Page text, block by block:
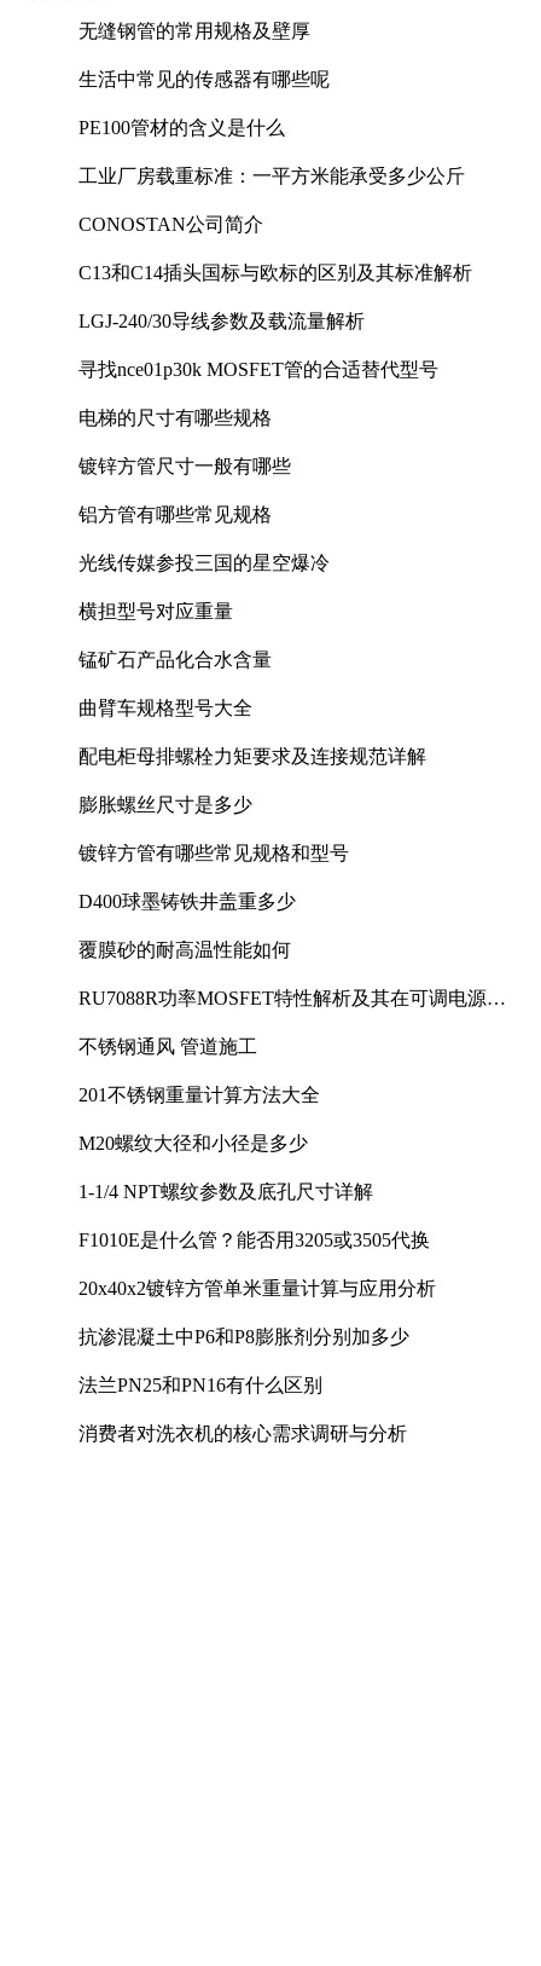
无缝钢管的常用规格及壁厚
生活中常见的传感器有哪些呢
PE100管材的含义是什么
工业厂房载重标准：一平方米能承受多少公斤
CONOSTAN公司简介
C13和C14插头国标与欧标的区别及其标准解析
LGJ-240/30导线参数及载流量解析
寻找nce01p30k MOSFET管的合适替代型号
电梯的尺寸有哪些规格
镀锌方管尺寸一般有哪些
铝方管有哪些常见规格
光线传媒参投三国的星空爆冷
横担型号对应重量
锰矿石产品化合水含量
曲臂车规格型号大全
配电柜母排螺栓力矩要求及连接规范详解
膨胀螺丝尺寸是多少
镀锌方管有哪些常见规格和型号
D400球墨铸铁井盖重多少
覆膜砂的耐高温性能如何
RU7088R功率MOSFET特性解析及其在可调电源设
不锈钢通风 管道施工
201不锈钢重量计算方法大全
M20螺纹大径和小径是多少
1-1/4 NPT螺纹参数及底孔尺寸详解
F1010E是什么管？能否用3205或3505代换
20x40x2镀锌方管单米重量计算与应用分析
抗渗混凝土中P6和P8膨胀剂分别加多少
法兰PN25和PN16有什么区别
消费者对洗衣机的核心需求调研与分析